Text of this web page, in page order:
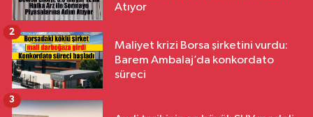
Atıyor
Maliyet krizi Borsa şirketini vurdu:
Barem Ambalaj’da konkordato
süreci
2
3